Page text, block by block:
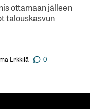
ottamaan jälleen
talouskasvun
Erkkilä 0